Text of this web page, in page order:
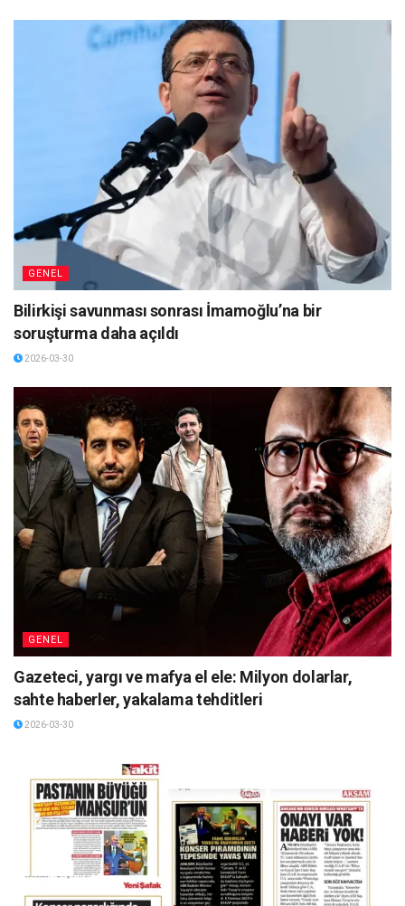
GENEL
Bilirkişi savunması sonrası İmamoğlu’na bir
soruşturma daha açıldı
2026-03-30
GENEL
Gazeteci, yargı ve mafya el ele: Milyon dolarlar,
sahte haberler, yakalama tehditleri
2026-03-30